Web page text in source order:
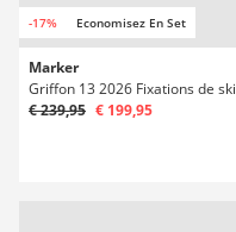
-17% Economisez En Set
Marker
Griffon 13 2026 Fixations de ski
€ 239,95 € 199,95